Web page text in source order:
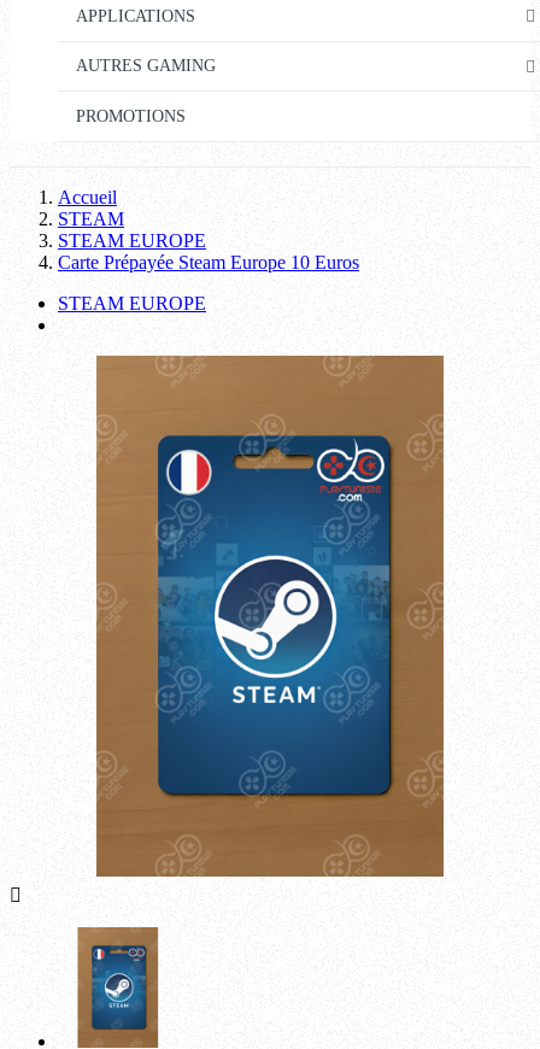
APPLICATIONS
AUTRES GAMING
PROMOTIONS
Accueil
STEAM
STEAM EUROPE
Carte Prépayée Steam Europe 10 Euros
STEAM EUROPE
